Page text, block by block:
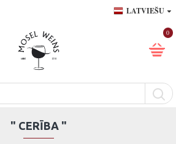
LATVIEŠU
0
" CERĪBA "